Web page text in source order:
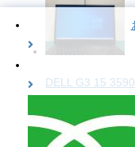
DELL G3 15